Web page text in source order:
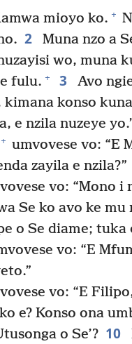
mioyo ko. +
2
Muna nzo a
wo, muna
fulu. + 3
Avo
konso
e nzila nuzeye
+ umvovese vo: “E
zayila e nzila?”
vo: “Mono i
Se ko avo ke mu
o Se diame;
vo: “E
vo: “E
e? Konso ona
o Se’? 10